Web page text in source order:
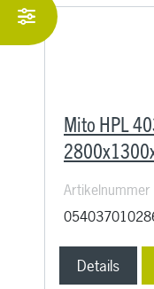
Mito HPL
Artikelnummer
Details